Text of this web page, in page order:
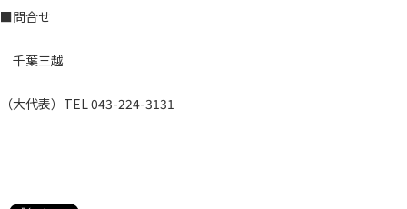
■問合せ
千葉三越
（大代表）TEL 043-224-3131